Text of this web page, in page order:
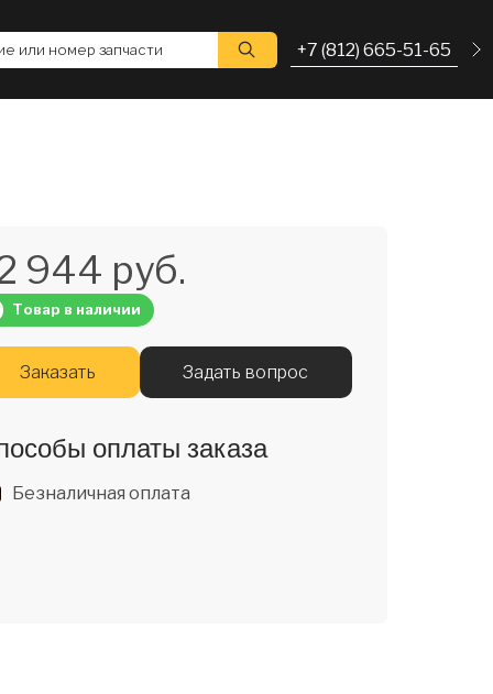
или номер запчасти +7 (812) 665-51-65
944 руб.
Товар в наличии
Заказать Задать вопрос
оплаты заказа
Безналичная оплата